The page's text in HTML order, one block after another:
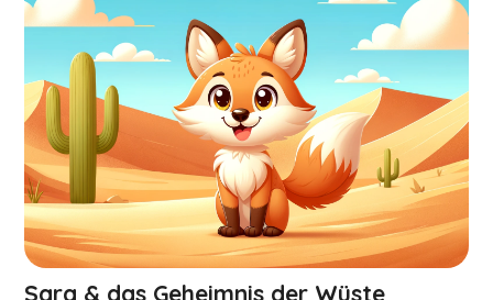
Sara & das Geheimnis der Wüste